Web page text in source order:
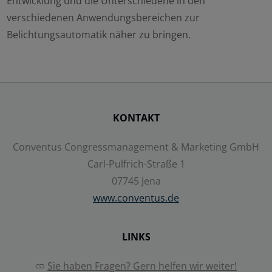
verschiedenen Anwendungsbereichen zur
Belichtungsautomatik näher zu bringen.
KONTAKT
Conventus Congressmanagement & Marketing GmbH
Carl-Pulfrich-Straße 1
07745 Jena
www.conventus.de
LINKS
Sie haben Fragen? Gern helfen wir weiter!
Speichern
Details anzeigen